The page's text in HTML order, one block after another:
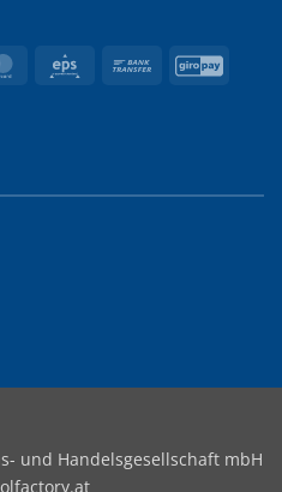
MasterCard
Eps
Bank
und Handelsgesellschaft mbH